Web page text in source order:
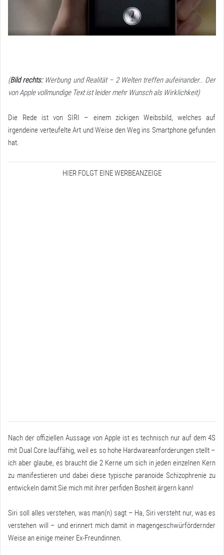
(Bild rechts:Werbung und Realität – 2 Welten treffen aufeinander.. Der
von Apple vollmundige Text ist leider mehr Wunsch als Wirklichkeit)
Die Rede ist von SIRI – einem zickigen Weibsbild, welches auf
irgendeine verteufelte Art und Weise den Weg ins Smartphone gefunden
hat.
HIER FOLGT EINE WERBEANZEIGE
Nach der offiziellen Aussage von Apple ist es technisch nur auf dem 4S
mit Dual Core lauffähig, weil es so hohe Hardwareanforderungen stellt –
ich aber glaube, es braucht die 2 Kerne um sich in jeden einzelnen Kern
zu manifestieren und dabei diese typische paranoide Schizophrenie zu
entwickeln damit Sie mich mit ihrer perfiden Bosheit ärgern kann!
Siri soll alles verstehen, was man(n) sagt – Ha, Siri versteht nur, was es
verstehen will – und erinnert mich damit in magengeschwürfördernder
Weise an einige meiner Ex-Freundinnen.